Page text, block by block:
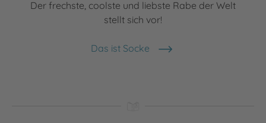
Der frechste, coolste und liebste Rabe der Welt
stellt sich vor!
Das ist Socke